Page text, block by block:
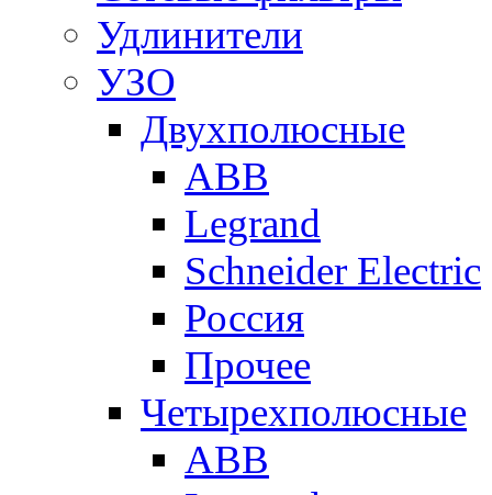
Удлинители
УЗО
Двухполюсные
ABB
Legrand
Schneider Electric
Россия
Прочее
Четырехполюсные
ABB